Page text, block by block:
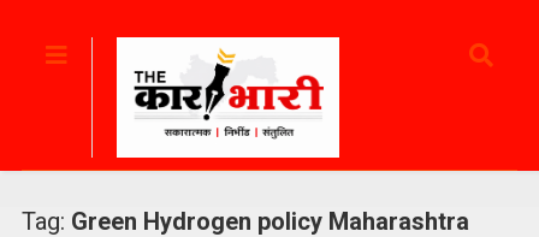
Tag: Green Hydrogen policy Maharashtra